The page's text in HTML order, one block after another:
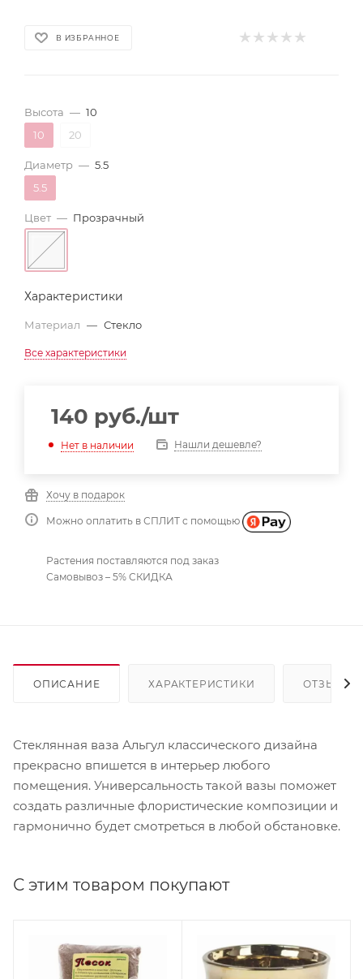
В ИЗБРАННОЕ
Высота — 10
10
20
Диаметр — 5.5
5.5
Цвет — Прозрачный
Характеристики
Материал — Стекло
Все характеристики
140 руб./шт
Нет в наличии Нашли дешевле?
Хочу в подарок
Можно оплатить в СПЛИТ с помощью
Растения поставляются под заказ
Самовывоз – 5% СКИДКА
ОПИСАНИЕ ХАРАКТЕРИСТИКИ ОТЗЫВЫ
Стеклянная ваза Альгул классического дизайна
прекрасно впишется в интерьер любого
помещения. Универсальность такой вазы поможет
создать различные флористические композиции и
гармонично будет смотреться в любой обстановке.
С этим товаром покупают